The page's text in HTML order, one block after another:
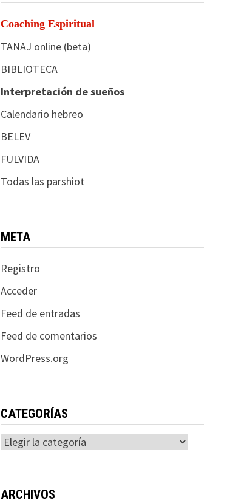
Coaching Espiritual
TANAJ online (beta)
BIBLIOTECA
Interpretación de sueños
Calendario hebreo
BELEV
FULVIDA
Todas las parshiot
META
Registro
Acceder
Feed de entradas
Feed de comentarios
WordPress.org
CATEGORÍAS
Categorías
ARCHIVOS